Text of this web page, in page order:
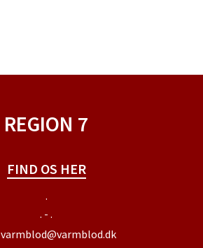
REGION 7
FIND OS HER
.
. - .
varmblod@varmblod.dk